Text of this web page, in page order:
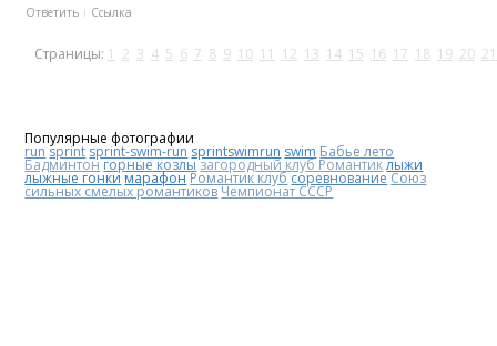
Ответить Ссылка
Страницы: 1 2 3 4 5 6 7 8 9 10 11 12 13 14 15 16 17 18 19 20 21
Популярные фотографии
run sprint sprint-swim-run sprintswimrun swim Бабье лето
Бадминтонгорные козлы загородный клуб Романтиклыжи
лыжные гонки марафонРомантик клубсоревнованиеСоюз
сильных смелых романтиковЧемпионат СССР